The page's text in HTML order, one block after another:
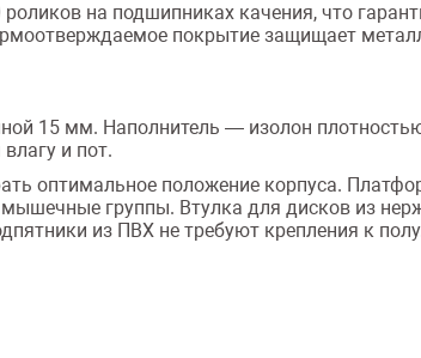
на подшипниках качения, что
покрытие защищает
15 мм. Наполнитель — изолон
и пот.
оптимальное положение корпуса.
группы. Втулка для дисков из
из ПВХ не требуют крепления к